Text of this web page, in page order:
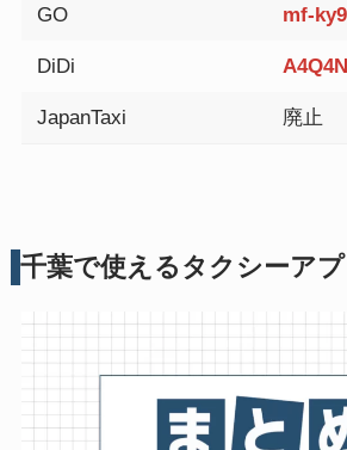
GO mf-
DiDi
JapanTaxi 廃止
千葉で使えるタクシーア